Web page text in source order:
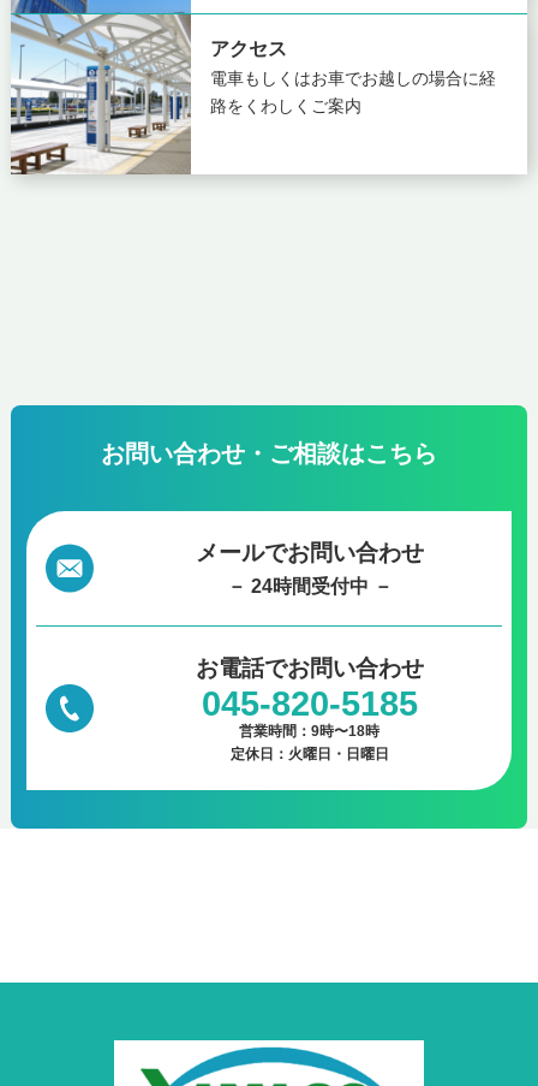
アクセス
電車もしくはお車でお越しの場合に経
路をくわしくご案内
お問い合わせ・ご相談はこちら
メールでお問い合わせ
－ 24時間受付中 －
お電話でお問い合わせ
045-820-5185
営業時間：9時〜18時
定休日：火曜日・日曜日